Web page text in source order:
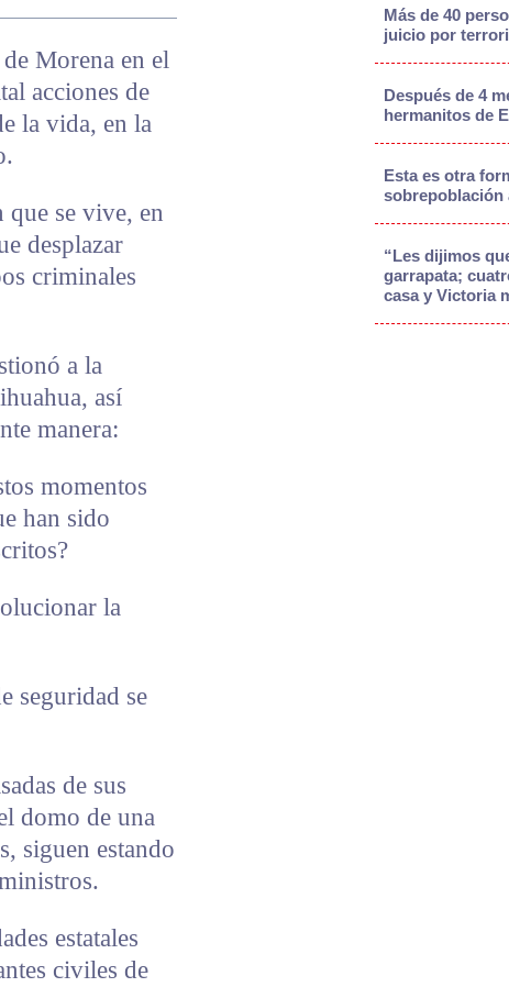
Morena en el
acciones de
la vida, en la
que se vive, en
desplazar
criminales
a la
así
manera:
momentos
han sido
la
seguridad se
de sus
domo de una
siguen estando
estatales
civiles de
Más de 40
juicio por
Después de 4
hermanitos de
Esta es otra
sobrepoblación
“Les dijimos
garrapata;
casa y Victoria